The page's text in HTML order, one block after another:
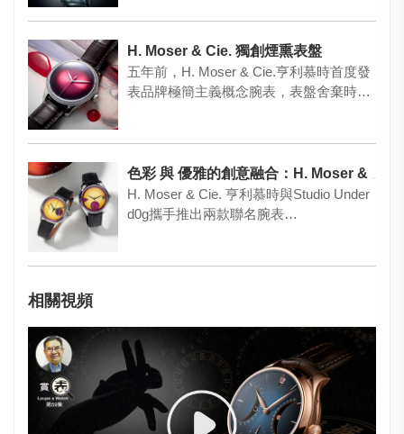
H. Moser & Cie. 獨創煙熏表盤
五年前，H. Moser & Cie.亨利慕時首度發
表品牌極簡主義概念腕表，表盤舍棄時标
色彩 與 優雅的創意融合：H. Moser & Cie. X Studio Underd0g
H. Moser & Cie. 亨利慕時與Studio Under
d0g攜手推出兩款聯名腕表…
相關視頻